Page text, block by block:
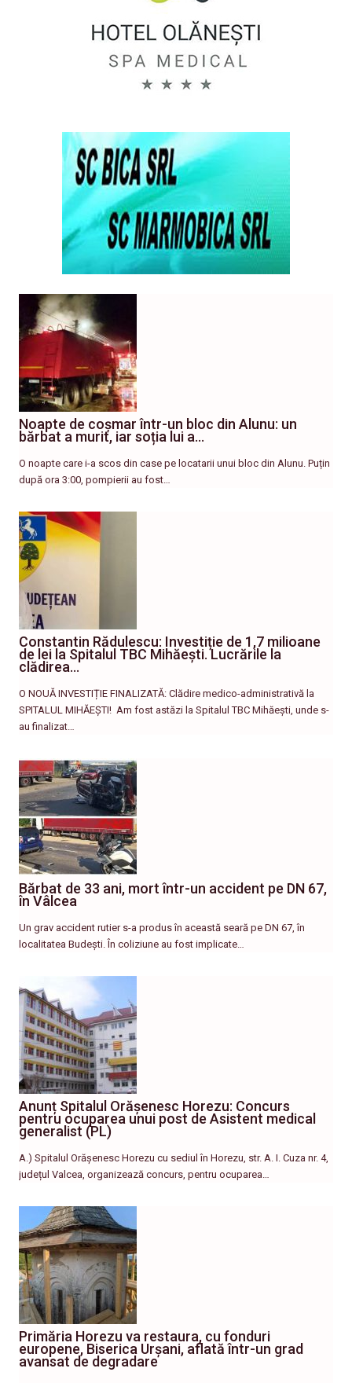
Noapte de coșmar într-un bloc din Alunu: un
bărbat a murit, iar soția lui a…
O noapte care i-a scos din case pe locatarii unui bloc din Alunu. Puțin
după ora 3:00, pompierii au fost…
Constantin Rădulescu: Investiție de 1,7 milioane
de lei la Spitalul TBC Mihăești. Lucrările la
clădirea…
O NOUĂ INVESTIȚIE FINALIZATĂ: Clădire medico-administrativă la
SPITALUL MIHĂEȘTI! ​ Am fost astăzi la Spitalul TBC Mihăești, unde s-
au finalizat…
Bărbat de 33 ani, mort într-un accident pe DN 67,
în Vâlcea
Un grav accident rutier s-a produs în această seară pe DN 67, în
localitatea Budești. În coliziune au fost implicate…
Anunț Spitalul Orășenesc Horezu: Concurs
pentru ocuparea unui post de Asistent medical
generalist (PL)
A.) Spitalul Orășenesc Horezu cu sediul în Horezu, str. A. I. Cuza nr. 4,
județul Valcea, organizează concurs, pentru ocuparea…
Primăria Horezu va restaura, cu fonduri
europene, Biserica Urșani, aflată într-un grad
avansat de degradare